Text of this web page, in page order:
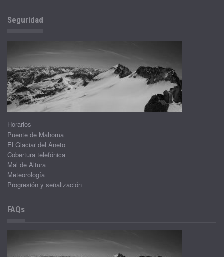
Seguridad
Horarios
Puente de Mahoma
El Glaciar del Aneto
Cobertura telefónica
Mal de Altura
Meteorología
Progresión y señalización
FAQs